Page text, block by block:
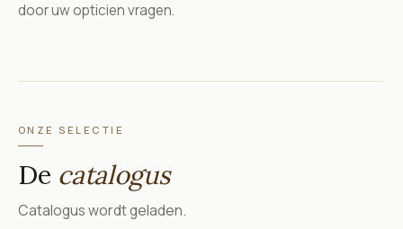
door uw opticien vragen.
ONZE SELECTIE
De catalogus
Catalogus wordt geladen.